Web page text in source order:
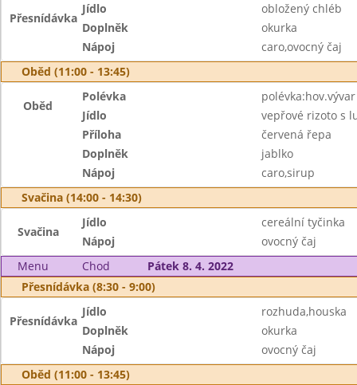
Přesnídávka
Jídlo
obložený chléb
Doplněk
okurka
Nápoj
caro,ovocný čaj
Oběd (11:00 - 13:45)
Oběd
Polévka
Jídlo
vepřové rizoto s
Příloha
červená řepa
Doplněk
jablko
Nápoj
caro,sirup
Svačina (14:00 - 14:30)
Svačina
Jídlo
cereální tyčinka
Nápoj
ovocný čaj
Menu
Chod
Pátek 8. 4. 2022
Přesnídávka (8:30 - 9:00)
Přesnídávka
Jídlo
rozhuda,houska
Doplněk
okurka
Nápoj
ovocný čaj
Oběd (11:00 - 13:45)